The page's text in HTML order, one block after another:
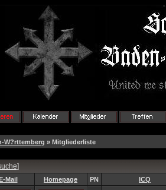
W?rttemberg » Mitgliederliste
]
Mail Homepage PN ICQ